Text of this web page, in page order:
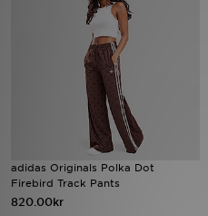
adidas Originals Polka Dot
Firebird Track Pants
820.00kr
Varumärken
Bästsäljare
Fotboll
Ladda ner appen